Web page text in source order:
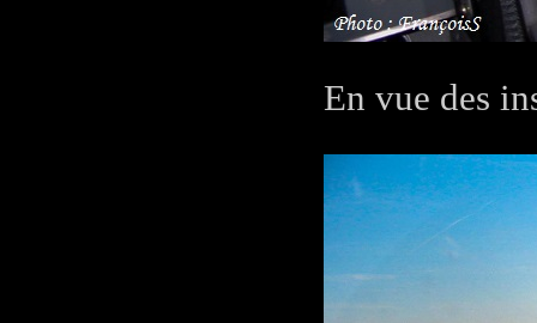
En vue des